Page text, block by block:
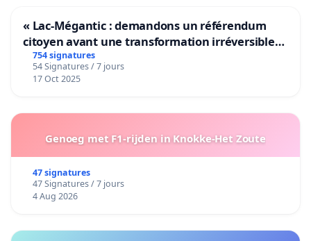
« Lac-Mégantic : demandons un référendum
citoyen avant une transformation irréversible
de notre territoire »
754 signatures
54 Signatures / 7 jours
17 Oct 2025
Genoeg met F1-rijden in Knokke-Het Zoute
47 signatures
47 Signatures / 7 jours
4 Aug 2026